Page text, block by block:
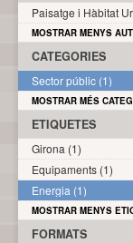
Paisatge i Hàbitat
MOSTRAR MENYS
CATEGORIES
Sector públic (1)
MOSTRAR MÉS
ETIQUETES
Girona (1)
Equipaments (1)
Energia (1)
MOSTRAR MENYS
FORMATS